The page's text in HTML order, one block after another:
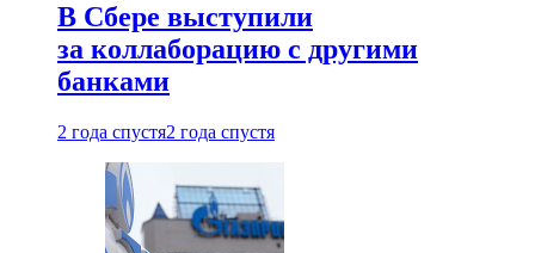
В Сбере выступили
за коллаборацию с другими
банками
2 года спустя2 года спустя